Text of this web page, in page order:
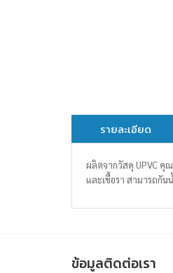
รายละเอียด
ผลิตจากวัสดุ UPVC คุ
และเชื้อรา สามารถกัน
ข้อมูลติดต่อเรา